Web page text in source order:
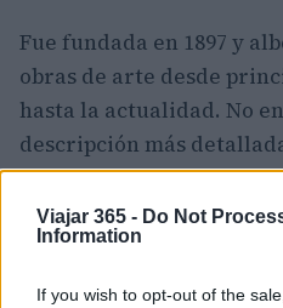
Viajar 365 - Do Not
Information
If you wish to opt-out of the
Fue fundada en 1897 y
obras de arte desde
hasta la actualidad. No
descripción más
ningún otro lugar del
inspeccionar las obras
venerados en una sala